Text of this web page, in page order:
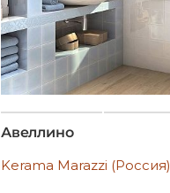
Авеллино
Kerama Marazzi (Россия)